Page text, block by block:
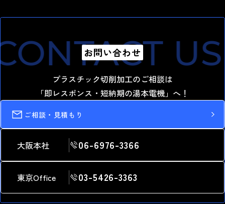
US
お問い合わせ
プラスチック切削加工のご相談は
「即レスポンス・短納期の湯本電機」へ！
ご相談・見積もり
大阪本社 06-6976-3366
東京Office 03-5426-3363